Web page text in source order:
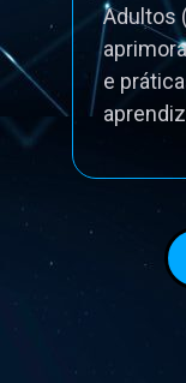
atuar,
Adultos
e